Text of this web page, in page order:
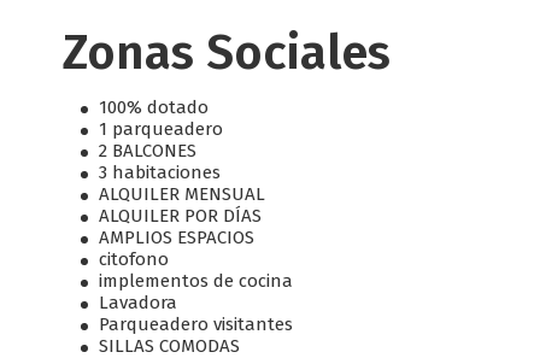
Zonas Sociales
100% dotado
1 parqueadero
2 BALCONES
3 habitaciones
ALQUILER MENSUAL
ALQUILER POR DÍAS
AMPLIOS ESPACIOS
citofono
implementos de cocina
Lavadora
Parqueadero visitantes
SILLAS COMODAS